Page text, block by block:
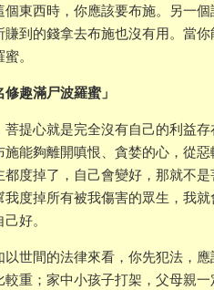
東西時，你應該要布施。另一
到的錢拿去布施也沒有用。當
。
趣滿尸波羅蜜」
提心就是完全沒有自己的利益
能夠離開嗔恨、貪婪的心，從
度掉了，自己會變好，那就不
度掉所有被我傷害的眾生，我
好。
世間的法律來看，你先犯法，
重；家中小孩子打架，父母親